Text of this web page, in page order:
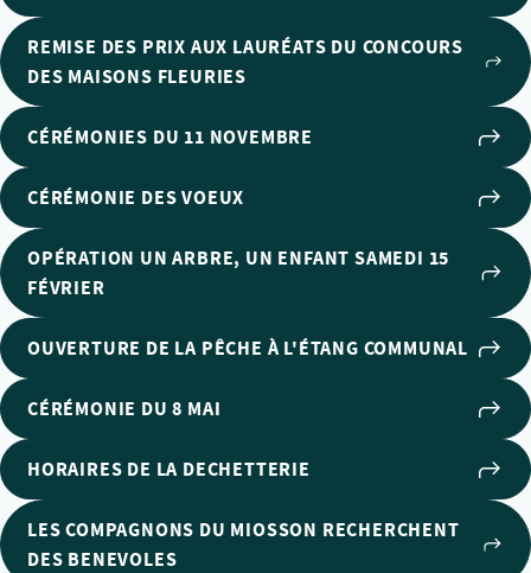
REMISE DES PRIX AUX LAURÉATS DU CONCOURS
DES MAISONS FLEURIES
CÉRÉMONIES DU 11 NOVEMBRE
CÉRÉMONIE DES VOEUX
OPÉRATION UN ARBRE, UN ENFANT SAMEDI 15
FÉVRIER
OUVERTURE DE LA PÊCHE À L'ÉTANG COMMUNAL
CÉRÉMONIE DU 8 MAI
HORAIRES DE LA DECHETTERIE
LES COMPAGNONS DU MIOSSON RECHERCHENT
DES BENEVOLES